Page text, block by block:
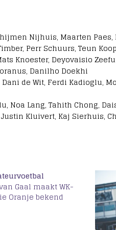
Nijhuis, Maarten
Perr Schuurs, Teun
Knoester, Deyovaisio
Danilho Doekhi
de Wit, Ferdi Kadioglu,
Noa Lang, Tahith Chong,
Kluivert, Kaj Sierhuis,
Gaal maakt WK-
Oranje bekend